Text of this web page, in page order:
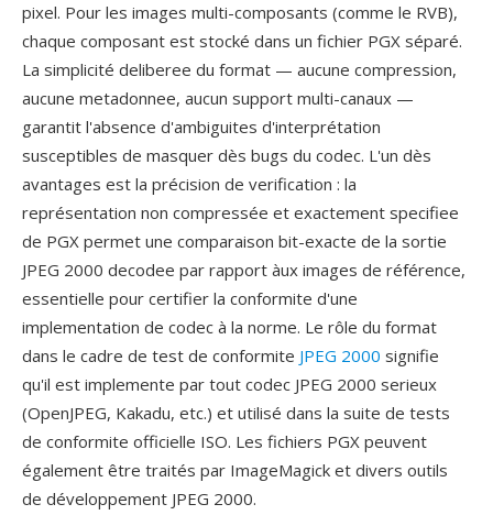
pixel. Pour les images multi-composants (comme le RVB),
chaque composant est stocké dans un fichier PGX séparé.
La simplicité deliberee du format — aucune compression,
aucune metadonnee, aucun support multi-canaux —
garantit l'absence d'ambiguites d'interprétation
susceptibles de masquer dès bugs du codec. L'un dès
avantages est la précision de verification : la
représentation non compressée et exactement specifiee
de PGX permet une comparaison bit-exacte de la sortie
JPEG 2000 decodee par rapport àux images de référence,
essentielle pour certifier la conformite d'une
implementation de codec à la norme. Le rôle du format
dans le cadre de test de conformite JPEG 2000 signifie
qu'il est implemente par tout codec JPEG 2000 serieux
(OpenJPEG, Kakadu, etc.) et utilisé dans la suite de tests
de conformite officielle ISO. Les fichiers PGX peuvent
également être traités par ImageMagick et divers outils
de développement JPEG 2000.